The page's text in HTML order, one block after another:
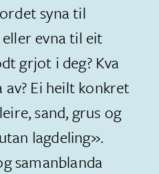
syna til
evna til eit
grjot i deg? Kva
Ei heilt konkret
sand, grus og
lagdeling».
samanblanda